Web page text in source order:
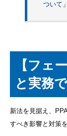
ついて 」
【フェ
と実務
新法を見据え、
すべき影響と対策